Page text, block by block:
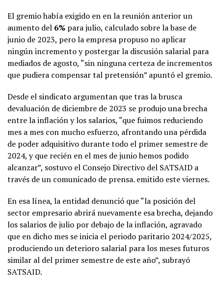
El gremio había exigido en en la reunión anterior un
aumento del 6% para julio, calculado sobre la base de
junio de 2023, pero la empresa propuso no aplicar
ningún incremento y postergar la discusión salarial para
mediados de agosto, “sin ninguna certeza de incrementos
que pudiera compensar tal pretensión” apuntó el gremio.
Desde el sindicato argumentan que tras la brusca
devaluación de diciembre de 2023 se produjo una brecha
entre la inflación y los salarios, “que fuimos reduciendo
mes a mes con mucho esfuerzo, afrontando una pérdida
de poder adquisitivo durante todo el primer semestre de
2024, y que recién en el mes de junio hemos podido
alcanzar”, sostuvo el Consejo Directivo del SATSAID a
través de un comunicado de prensa. emitido este viernes.
En esa línea, la entidad denunció que “la posición del
sector empresario abrirá nuevamente esa brecha, dejando
los salarios de julio por debajo de la inflación, agravado
que en dicho mes se inicia el periodo paritario 2024/2025,
produciendo un deterioro salarial para los meses futuros
similar al del primer semestre de este año”, subrayó
SATSAID.